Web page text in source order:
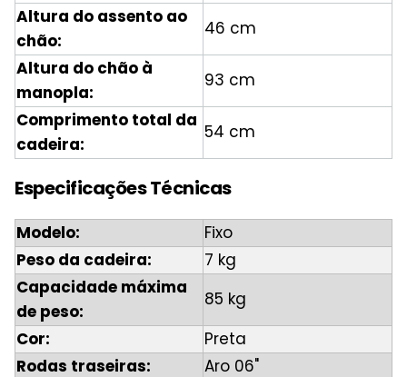
Altura do assento ao
chão:
46 cm
Altura do chão à
manopla:
93 cm
Comprimento total da
cadeira:
54 cm
Especificações Técnicas
Modelo:
Fixo
Peso da cadeira:
7 kg
Capacidade máxima
de peso:
85 kg
Cor:
Preta
Rodas traseiras:
Aro 06"